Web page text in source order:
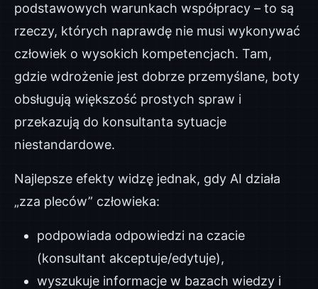
podstawowych warunkach współpracy – to są
rzeczy, których naprawdę nie musi wykonywać
człowiek o wysokich kompetencjach. Tam,
gdzie wdrożenie jest dobrze przemyślane, boty
obsługują większość prostych spraw i
przekazują do konsultanta sytuacje
niestandardowe.
Najlepsze efekty widzę jednak, gdy AI działa
„zza pleców” człowieka:
podpowiada odpowiedzi na czacie
(konsultant akceptuje/edytuje),
wyszukuje informacje w bazach wiedzy i